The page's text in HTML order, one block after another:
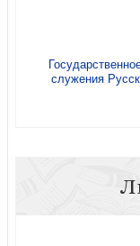
Шишкин
служения
Зинченко